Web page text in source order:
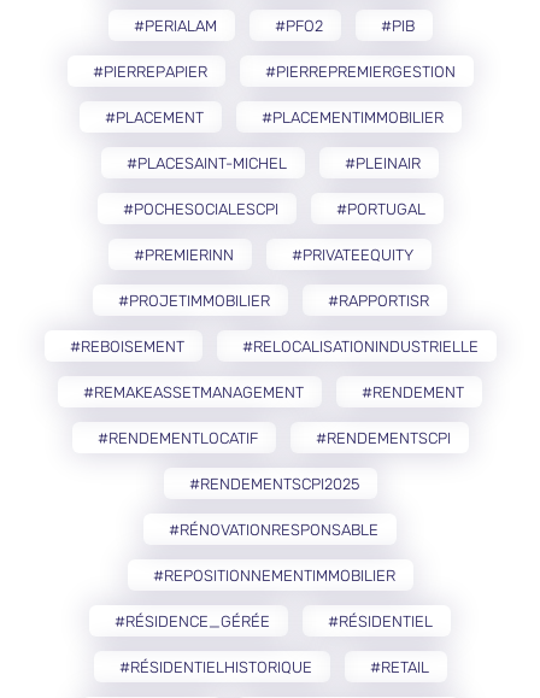
#PERIALAM #PFO2 #PIB
#PIERREPAPIER #PIERREPREMIERGESTION
#PLACEMENT #PLACEMENTIMMOBILIER
#PLACESAINT-MICHEL #PLEINAIR
#POCHESOCIALESCPI #PORTUGAL
#PREMIERINN #PRIVATEEQUITY
#PROJETIMMOBILIER #RAPPORTISR
#REBOISEMENT #RELOCALISATIONINDUSTRIELLE
#REMAKEASSETMANAGEMENT #RENDEMENT
#RENDEMENTLOCATIF #RENDEMENTSCPI
#RENDEMENTSCPI2025
#RÉNOVATIONRESPONSABLE
#REPOSITIONNEMENTIMMOBILIER
#RÉSIDENCE_GÉRÉE #RÉSIDENTIEL
#RÉSIDENTIELHISTORIQUE #RETAIL